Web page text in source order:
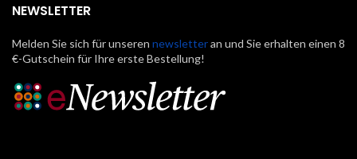
NEWSLETTER
Melden Sie sich für unseren newsletteran und Sie erhalten einen 8
€-Gutschein für Ihre erste Bestellung!